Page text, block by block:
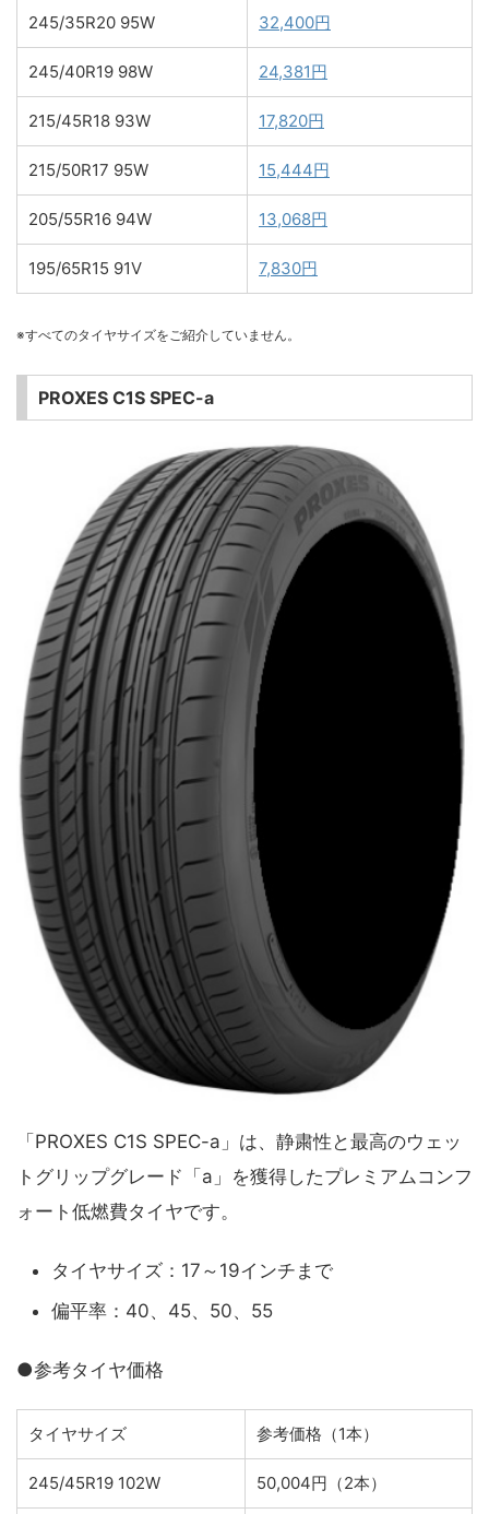
245/35R20 95W 32,400円
245/40R19 98W 24,381円
215/45R18 93W 17,820円
215/50R17 95W 15,444円
205/55R16 94W 13,068円
195/65R15 91V 7,830円
※すべてのタイヤサイズをご紹介していません。
PROXES C1S SPEC-a
「PROXES C1S SPEC-a」は、静粛性と最高のウェッ
トグリップグレード「a」を獲得したプレミアムコンフ
ォート低燃費タイヤです。
タイヤサイズ：17～19インチまで
偏平率：40、45、50、55
●参考タイヤ価格
タイヤサイズ 参考価格（1本）
245/45R19 102W 50,004円（2本）